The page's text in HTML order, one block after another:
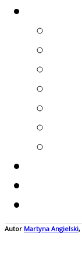
Autor Martyna Angielski,